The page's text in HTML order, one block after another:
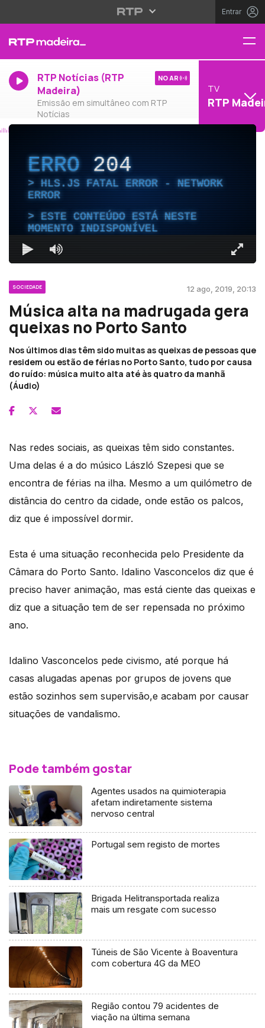
Entrar
RTP Notícias (RTP
Madeira)
Emissão em simultâneo com RTP
Notícias
NO AR
TV
RTP
ERRO204
HLS.JS FATAL ERROR - NETWORK
ERROR
ESTE CONTEÚDO ESTÁ NESTE
MOMENTO INDISPONÍVEL
SOCIEDADE 12 ago, 2019, 20:13
Música alta na madrugada gera
queixas no Porto Santo
Nos últimos dias têm sido muitas as queixas de pessoas que
residem ou estão de férias no Porto Santo, tudo por causa
do ruído: música muito alta até às quatro da manhã
(Áudio)
Nas redes sociais, as queixas têm sido constantes.
Uma delas é a do músico László Szepesi que se
encontra de férias na ilha. Mesmo a um quilómetro de
distância do centro da cidade, onde estão os palcos,
diz que é impossível dormir.
Esta é uma situação reconhecida pelo Presidente da
Câmara do Porto Santo. Idalino Vasconcelos diz que é
preciso haver animação, mas está ciente das queixas e
diz que a situação tem de ser repensada no próximo
ano.
Idalino Vasconcelos pede civismo, até porque há
casas alugadas apenas por grupos de jovens que
estão sozinhos sem supervisão,e acabam por causar
situações de vandalismo.
Pode também gostar
Agentes usados na quimioterapia
afetam indiretamente sistema
nervoso central
Portugal sem registo de mortes
Brigada Helitransportada realiza
mais um resgate com sucesso
Túneis de São Vicente à Boaventura
com cobertura 4G da MEO
Região contou 79 acidentes de
viação na última semana